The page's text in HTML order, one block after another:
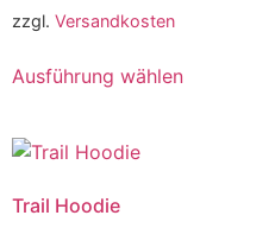
zzgl. Versandkosten
Ausführung wählen
Trail Hoodie